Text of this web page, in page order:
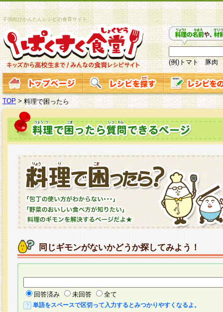
子供向けかんたんレシピの食育サイト
(例)トマト 豚肉
TOP >料理で困ったら
同じギモンがないかどうか探してみよう！
回答済み 未回答 全て
単語をスペースで区切って入力するとみつかりやすくなるよ。